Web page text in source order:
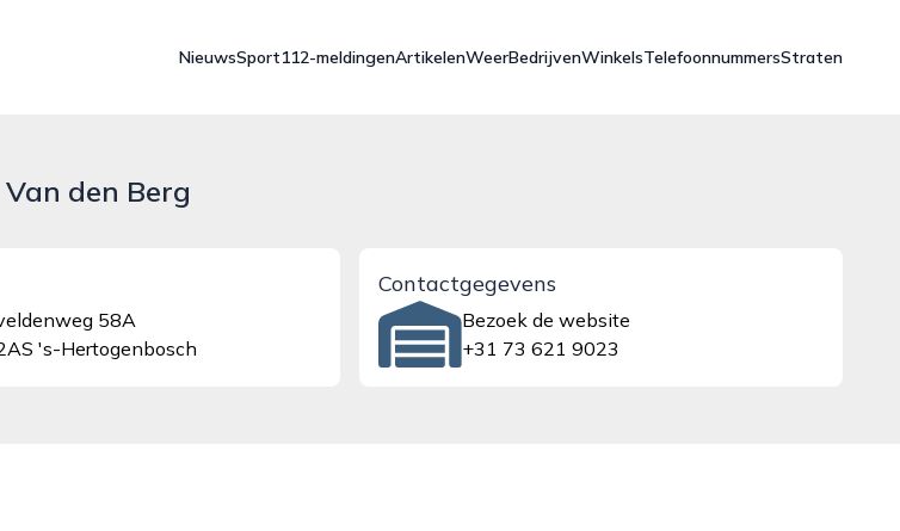
NieuwsSport112-meldingenArtikelenWeerBedrijvenWinkelsTelefoonnummersStraten
Van den Berg
58A
's-Hertogenbosch
Contactgegevens
Bezoek de website
+31 73 621 9023